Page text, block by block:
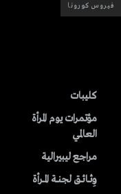
فيروس كورونا
کلیبات
مؤتمرات يوم المرأة
العالمي
مراجع ليبيرالية
وِثــائــق لجنــة المــرأة